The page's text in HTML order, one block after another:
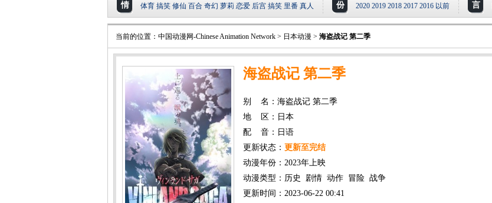
情
体育 搞笑 修仙 百合 奇幻 萝莉 恋爱 后宫 搞笑 里番 真人
份
2020 2019 2018 2017 2016 以前
言
当前的位置： 中国动漫网-Chinese Animation Network > 日本动漫 > 海盗战记 第二季
海盗战记 第二季
别 名：海盗战记 第二季
地 区：日本
配 音：日语
更新状态： 更新至完结
动漫年份： 2023年上映
动漫类型： 历史 剧情 动作 冒险 战争
更新时间：2023-06-22 00:41